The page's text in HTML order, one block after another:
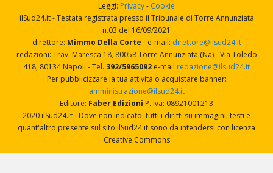
Leggi: Privacy- Cookie
ilSud24.it - Testata registrata presso il Tribunale di Torre Annunziata
n.03 del 16/09/2021
direttore: Mimmo Della Corte - e-mail: direttore@ilsud24.it
redazioni: Trav. Maresca 18, 80058 Torre Annunziata (Na) - Via Toledo
418, 80134 Napoli - Tel. 392/5965092 e-mail redazione@ilsud24.it
Per pubblicizzare la tua attività o acquistare banner:
amministrazione@ilsud24.it
Editore: Faber Edizioni P. Iva: 08921001213
2020 ilSud24.it - Dove non indicato, tutti i diritti su immagini, testi e
quant'altro presente sul sito ilSud24.it sono da intendersi con licenza
Creative Commons